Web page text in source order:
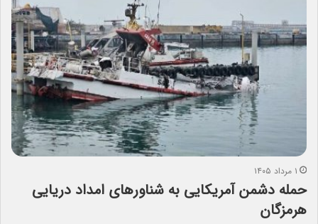
۱ مرداد ۱۴۰۵
حمله دشمن آمریکایی به شناورهای امداد دریایی
هرمزگان